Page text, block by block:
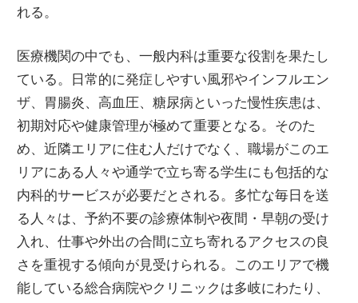
れる。
医療機関の中でも、一般内科は重要な役割を果たし
ている。日常的に発症しやすい風邪やインフルエン
ザ、胃腸炎、高血圧、糖尿病といった慢性疾患は、
初期対応や健康管理が極めて重要となる。そのた
め、近隣エリアに住む人だけでなく、職場がこのエ
リアにある人々や通学で立ち寄る学生にも包括的な
内科的サービスが必要だとされる。多忙な毎日を送
る人々は、予約不要の診療体制や夜間・早朝の受け
入れ、仕事や外出の合間に立ち寄れるアクセスの良
さを重視する傾向が見受けられる。このエリアで機
能している総合病院やクリニックは多岐にわたり、